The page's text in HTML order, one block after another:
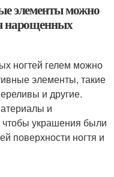
элементы можно
нарощенных
ногтей гелем можно
элементы, такие
и другие.
и
украшения были
поверхности ногтя и